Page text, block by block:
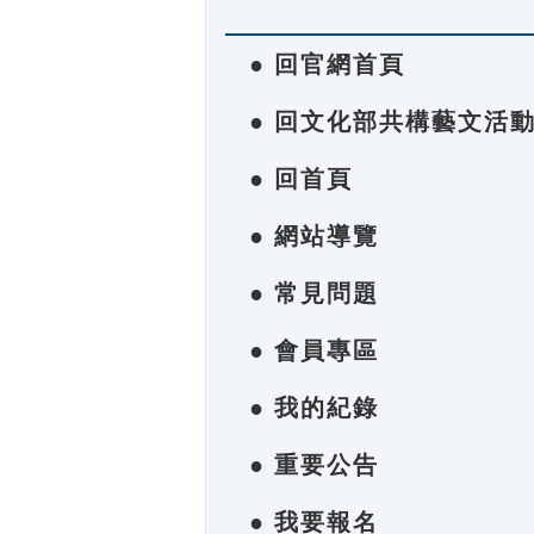
● 回官網首頁
● 回文化部共構藝文活
● 回首頁
● 網站導覽
● 常見問題
● 會員專區
● 我的紀錄
● 重要公告
● 我要報名